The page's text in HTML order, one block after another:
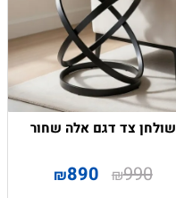
שולחן צד דגם אלה שחור
₪990
₪890